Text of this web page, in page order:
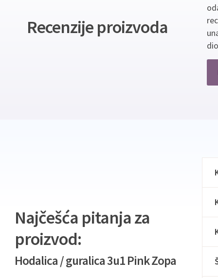
Recenzije proizvoda
Najčešća pitanja za
proizvod:
Hodalica / guralica 3u1 Pink Zopa